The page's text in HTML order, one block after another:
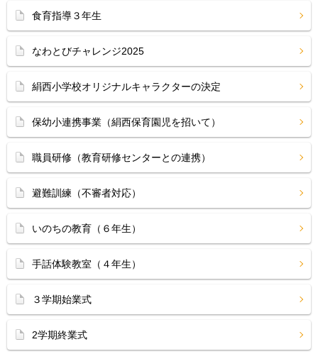
食育指導３年生
なわとびチャレンジ2025
絹西小学校オリジナルキャラクターの決定
保幼小連携事業（絹西保育園児を招いて）
職員研修（教育研修センターとの連携）
避難訓練（不審者対応）
いのちの教育（６年生）
手話体験教室（４年生）
３学期始業式
2学期終業式